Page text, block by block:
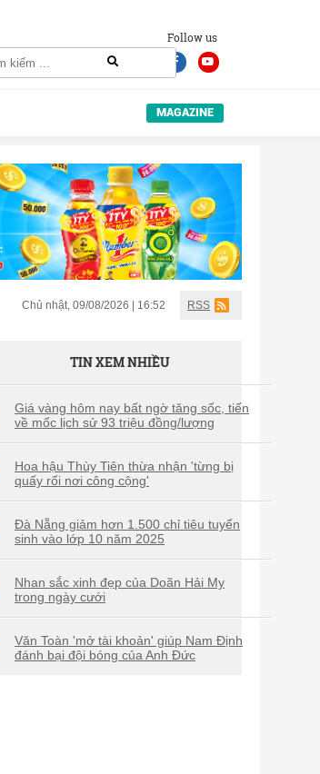
Follow us
MAGAZINE
Chủ nhật, 09/08/2026 | 16:52 RSS
TIN XEM NHIỀU
Giá vàng hôm nay bất ngờ tăng sốc, tiến
về mốc lịch sử 93 triệu đồng/lượng
Hoa hậu Thùy Tiên thừa nhận 'từng bị
quấy rối nơi công cộng'
Đà Nẵng giảm hơn 1.500 chỉ tiêu tuyển
sinh vào lớp 10 năm 2025
Nhan sắc xinh đẹp của Doãn Hải My
trong ngày cưới
Văn Toàn 'mở tài khoản' giúp Nam Định
đánh bại đội bóng của Anh Đức